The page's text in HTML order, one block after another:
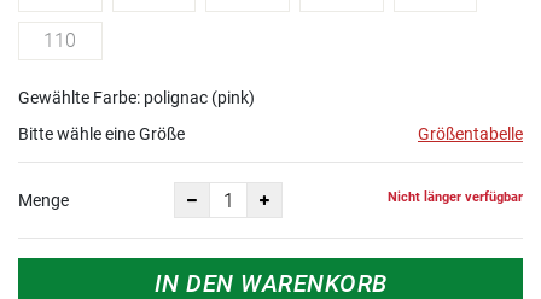
110
Gewählte Farbe: polignac (pink)
Bitte wähle eine Größe
Größentabelle
Menge Nicht länger verfügbar
IN DEN WARENKORB